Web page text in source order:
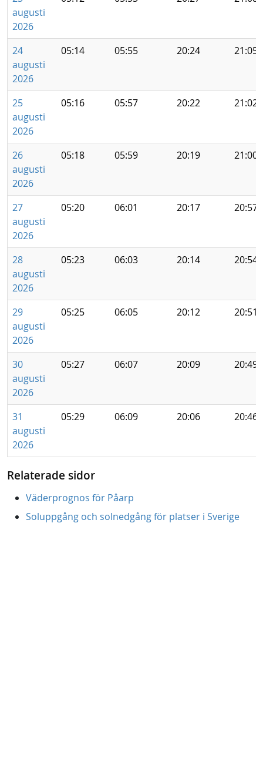
augusti
2026
24
augusti
2026
05:14 05:55 20:24 21:05
25
augusti
2026
05:16 05:57 20:22 21:02
26
augusti
2026
05:18 05:59 20:19 21:00
27
augusti
2026
05:20 06:01 20:17 20:57
28
augusti
2026
05:23 06:03 20:14 20:54
29
augusti
2026
05:25 06:05 20:12 20:51
30
augusti
2026
05:27 06:07 20:09 20:49
31
augusti
2026
05:29 06:09 20:06 20:46
Relaterade sidor
Väderprognos för Påarp
Soluppgång och solnedgång för platser i Sverige